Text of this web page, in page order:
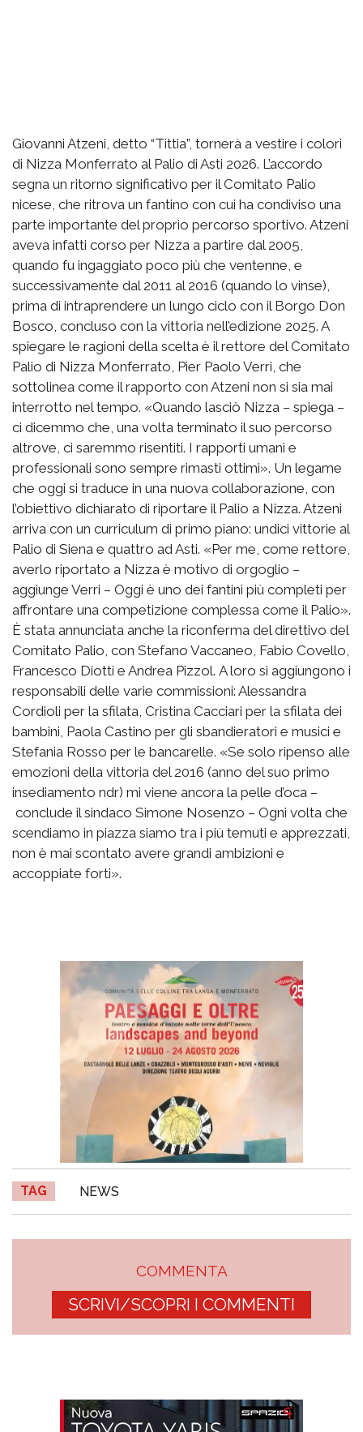
Giovanni Atzeni, detto “Tittia”, tornerà a vestire i colori
di Nizza Monferrato al Palio di Asti 2026. L’accordo
segna un ritorno significativo per il Comitato Palio
nicese, che ritrova un fantino con cui ha condiviso una
parte importante del proprio percorso sportivo. Atzeni
aveva infatti corso per Nizza a partire dal 2005,
quando fu ingaggiato poco più che ventenne, e
successivamente dal 2011 al 2016 (quando lo vinse),
prima di intraprendere un lungo ciclo con il Borgo Don
Bosco, concluso con la vittoria nell’edizione 2025. A
spiegare le ragioni della scelta è il rettore del Comitato
Palio di Nizza Monferrato, Pier Paolo Verri, che
sottolinea come il rapporto con Atzeni non si sia mai
interrotto nel tempo. «Quando lasciò Nizza – spiega –
ci dicemmo che, una volta terminato il suo percorso
altrove, ci saremmo risentiti. I rapporti umani e
professionali sono sempre rimasti ottimi». Un legame
che oggi si traduce in una nuova collaborazione, con
l’obiettivo dichiarato di riportare il Palio a Nizza. Atzeni
arriva con un curriculum di primo piano: undici vittorie al
Palio di Siena e quattro ad Asti. «Per me, come rettore,
averlo riportato a Nizza è motivo di orgoglio –
aggiunge Verri – Oggi è uno dei fantini più completi per
affrontare una competizione complessa come il Palio».
È stata annunciata anche la riconferma del direttivo del
Comitato Palio, con Stefano Vaccaneo, Fabio Covello,
Francesco Diotti e Andrea Pizzol. A loro si aggiungono i
responsabili delle varie commissioni: Alessandra
Cordioli per la sfilata, Cristina Cacciari per la sfilata dei
bambini, Paola Castino per gli sbandieratori e musici e
Stefania Rosso per le bancarelle. «Se solo ripenso alle
emozioni della vittoria del 2016 (anno del suo primo
insediamento ndr) mi viene ancora la pelle d’oca –
conclude il sindaco Simone Nosenzo – Ogni volta che
scendiamo in piazza siamo tra i più temuti e apprezzati,
non è mai scontato avere grandi ambizioni e
accoppiate forti».
TAG NEWS
COMMENTA
SCRIVI/SCOPRI I COMMENTI